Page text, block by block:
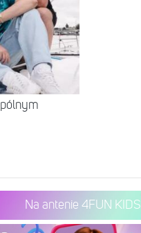
Na antenie 4FUN KIDS